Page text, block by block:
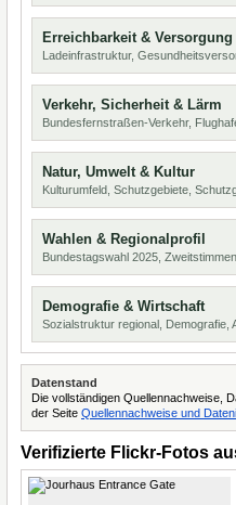
Erreichbarkeit & Versorgung
Ladeinfrastruktur,
Verkehr, Sicherheit & Lärm
Bundesfernstraßen-Verkehr,
Natur, Umwelt & Kultur
Kulturumfeld, Schutzgebiete,
Wahlen & Regionalprofil
Bundestagswahl 2025,
Demografie & Wirtschaft
Sozialstruktur regional, Demografie,
Datenstand
Die vollständigen Quellennachweise,
der Seite Quellennachweise und
Verifizierte Flickr-Fotos